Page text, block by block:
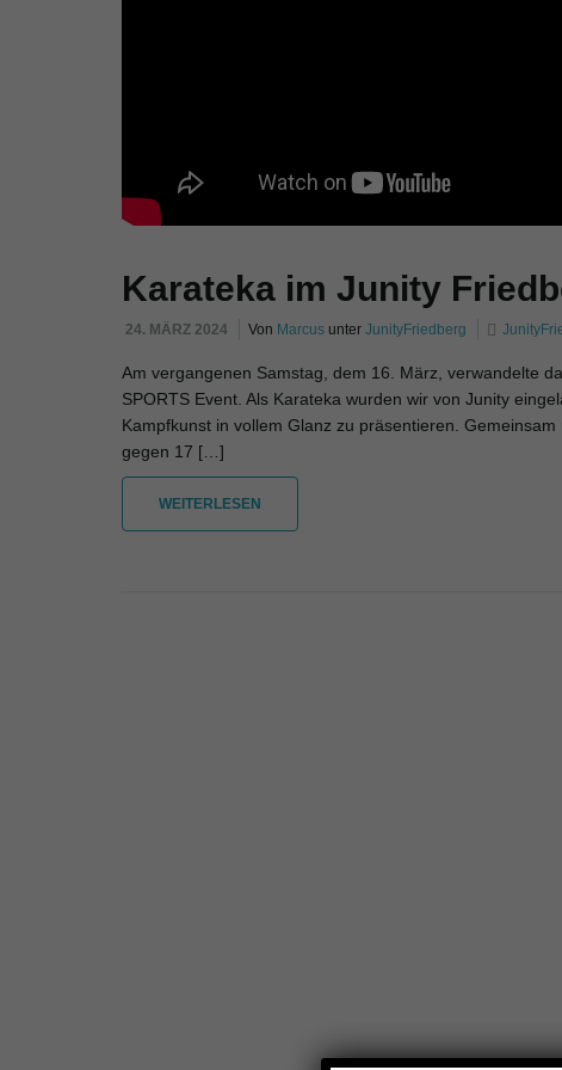
Karateka im Junity
24. MÄRZ 2024 Von Marcus unter JunityFriedberg
Am vergangenen Samstag, dem 16. März, verwandelte
SPORTS Event. Als Karateka wurden wir von Junity
Kampfkunst in vollem Glanz zu präsentieren.
gegen 17 […]
WEITERLESEN